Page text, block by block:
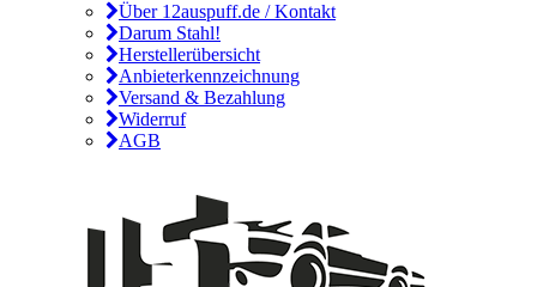
Über 12auspuff.de / Kontakt
Darum Stahl!
Herstellerübersicht
Anbieterkennzeichnung
Versand & Bezahlung
Widerruf
AGB